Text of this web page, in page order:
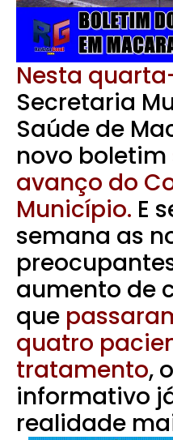
Nesta
Secretaria
Saúde de
novo boletim
avanço do
Município. E
semana as
aumento de
que
quatro
tratamento,
informativo
realidade